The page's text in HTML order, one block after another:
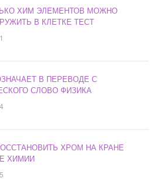
ХИМ ЭЛЕМЕНТОВ МОЖНО
В КЛЕТКЕ ТЕСТ
В ПЕРЕВОДЕ С
СЛОВО ФИЗИКА
ХРОМ НА КРАНЕ
ХИМИИ